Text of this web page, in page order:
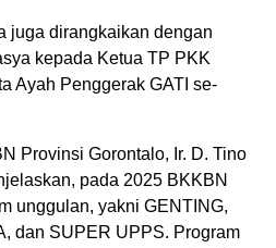
juga dirangkaikan dengan
kepada Ketua TP PKK
Ayah Penggerak GATI se-
Provinsi Gorontalo, Ir. D. Tino
pada 2025 BKKBN
unggulan, yakni GENTING,
dan SUPER UPPS. Program